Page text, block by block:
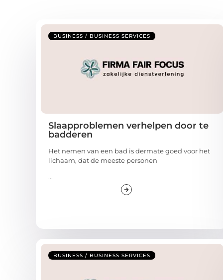
BUSINESS / BUSINESS SERVICES
Slaapproblemen verhelpen door te
badderen
Het nemen van een bad is dermate goed voor het
lichaam, dat de meeste personen
...
BUSINESS / BUSINESS SERVICES